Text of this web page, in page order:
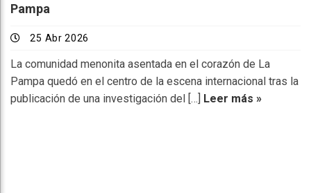
Pampa
25 Abr 2026
La comunidad menonita asentada en el corazón de La
Pampa quedó en el centro de la escena internacional tras la
publicación de una investigación del […] Leer más »